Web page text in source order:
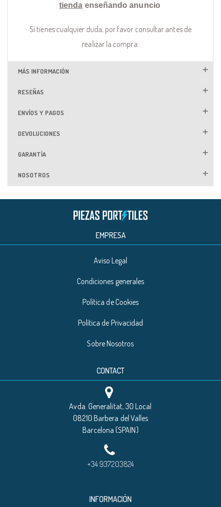
tienda enseñando anuncio
Si tienes cualquier duda, por favor consultar antes de
realizar la compra
MÁS INFORMACIÓN
RESEÑAS
ENVÍOS Y PAGOS
DEVOLUCIONES
GARANTÍA
NOSOTROS
EMPRESA
Aviso Legal
Condiciones generales
Política de Cookies
Política de Privacidad
Sobre Nosotros
CONTACT
Avda. Generalitat, 30 Local
08210 Barbera del Valles
Barcelona (SPAIN)
+34 937203824
INFORMACIÓN